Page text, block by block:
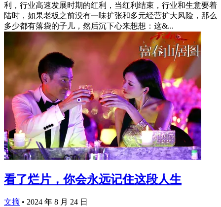
利，行业高速发展时期的红利，当红利结束，行业和生意要着
陆时，如果老板之前没有一味扩张和多元经营扩大风险，那么
多少都有落袋的子儿，然后沉下心来想想：这&...
看了烂片，你会永远记住这段人生
文摘 • 2024 年 8 月 24 日